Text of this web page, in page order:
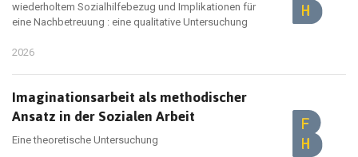
wiederholtem Sozialhilfebezug und Implikationen für
eine Nachbetreuung : eine qualitative Untersuchung
2026
Imaginationsarbeit als methodischer
Ansatz in der Sozialen Arbeit
Eine theoretische Untersuchung